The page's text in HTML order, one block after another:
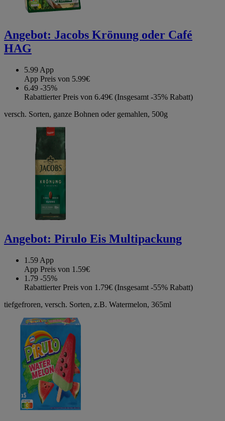
Angebot: Jacobs Krönung oder Café
HAG
5.99 App
App Preis von 5.99€
6.49 -35%
Rabattierter Preis von 6.49€ (Insgesamt -35% Rabatt)
versch. Sorten, ganze Bohnen oder gemahlen, 500g
Angebot: Pirulo Eis Multipackung
1.59 App
App Preis von 1.59€
1.79 -55%
Rabattierter Preis von 1.79€ (Insgesamt -55% Rabatt)
tiefgefroren, versch. Sorten, z.B. Watermelon, 365ml